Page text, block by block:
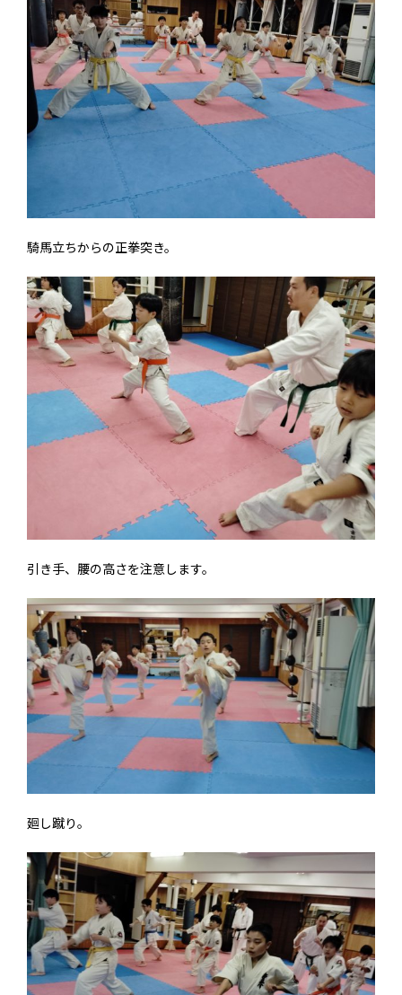
騎馬立ちからの正拳突き。
引き手、腰の高さを注意します。
廻し蹴り。